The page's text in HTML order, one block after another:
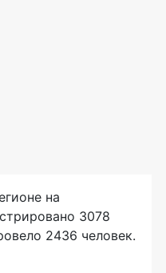
на
3078
2436 человек.